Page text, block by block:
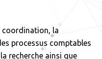
coordination, la
processus comptables
recherche ainsi que